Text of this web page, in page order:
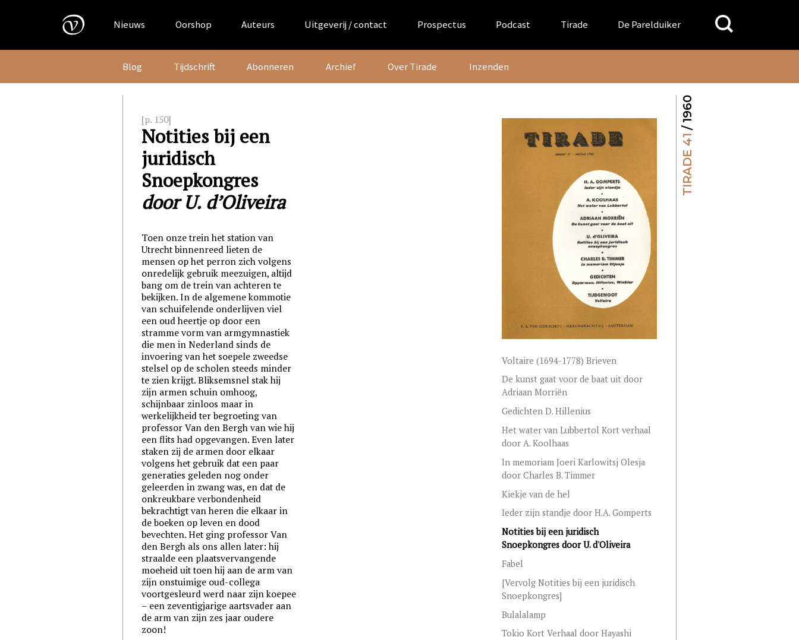
Nieuws Oorshop Auteurs Uitgeverij / contact Prospectus Podcast Tirade De Parelduiker
Search
for:
Blog Tijdschrift Abonneren Archief Over Tirade Inzenden
TIRADE 41
/ 1960
[p. 150]
Notities bij een
juridisch
Snoepkongres
door U. d’Oliveira
Toen onze trein het station van
Utrecht binnenreed lieten de
mensen op het perron zich volgens
onredelijk gebruik meezuigen, altijd
bang om de trein van achteren te
bekijken. In de algemene kommotie
van schuifelende onderlijven viel
een oud heertje op door een
stramme vorm van armgymnastiek
die men in Nederland sinds de
invoering van het soepele zweedse
stelsel op de scholen steeds minder
te zien krijgt. Bliksemsnel stak hij
zijn armen schuin omhoog,
schijnbaar zinloos maar in
werkelijkheid ter begroeting van
professor Van den Bergh van wie hij
een flits had opgevangen. Even later
staken zij de armen door elkaar
volgens het gebruik dat een paar
generaties geleden nog onder
geleerden in zwang was, en dat de
onkreukbare verbondenheid
bekrachtigt van heren die elkaar in
de boeken op leven en dood
bevechten. Het ging professor Van
den Bergh als ons allen later: hij
straalde een plaatsvervangende
moeheid uit toen hij aan de arm van
zijn onstuimige oud-collega
voortgesleurd werd naar zijn koepee
– een zeventigjarige aartsvader aan
de arm van zijn zes jaar oudere
zoon!
Voltaire (1694-1778) Brieven
De kunst gaat voor de baat uit door
Adriaan Morriën
Gedichten D. Hillenius
Het water van Lubbertol Kort verhaal
door A. Koolhaas
In memoriam Joeri Karlowitsj Olesja
door Charles B. Timmer
Kiekje van de hel
Ieder zijn standje door H.A. Gomperts
Notities bij een juridisch
Snoepkongres door U. d'Oliveira
Fabel
[Vervolg Notities bij een juridisch
Snoepkongres]
Bulalalamp
Tokio Kort Verhaal door Hayashi